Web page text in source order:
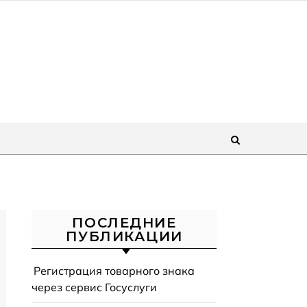
ПОСЛЕДНИЕ
ПУБЛИКАЦИИ
Регистрация товарного знака
через сервис Госуслуги